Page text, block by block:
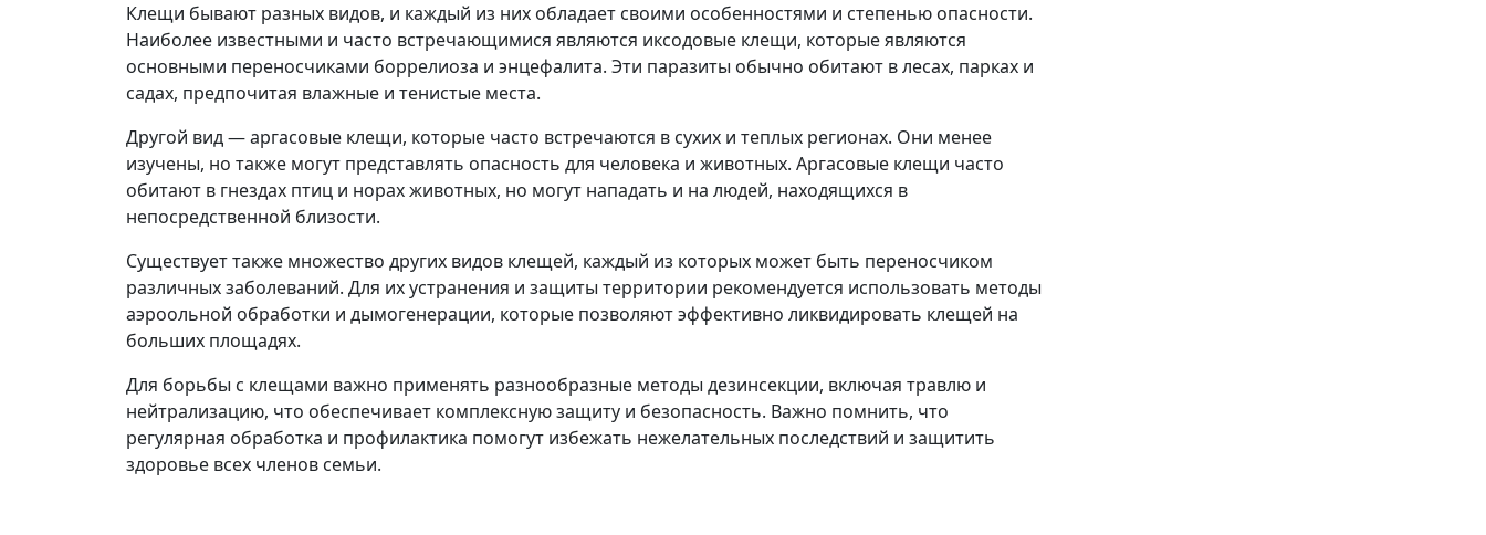
Клещи бывают разных видов, и каждый из них обладает своими особенностями и степенью опасности.
Наиболее известными и часто встречающимися являются иксодовые клещи, которые являются
основными переносчиками боррелиоза и энцефалита. Эти паразиты обычно обитают в лесах, парках и
садах, предпочитая влажные и тенистые места.
Другой вид — аргасовые клещи, которые часто встречаются в сухих и теплых регионах. Они менее
изучены, но также могут представлять опасность для человека и животных. Аргасовые клещи часто
обитают в гнездах птиц и норах животных, но могут нападать и на людей, находящихся в
непосредственной близости.
Существует также множество других видов клещей, каждый из которых может быть переносчиком
различных заболеваний. Для их устранения и защиты территории рекомендуется использовать методы
аэроольной обработки и дымогенерации, которые позволяют эффективно ликвидировать клещей на
больших площадях.
Для борьбы с клещами важно применять разнообразные методы дезинсекции, включая травлю и
нейтрализацию, что обеспечивает комплексную защиту и безопасность. Важно помнить, что
регулярная обработка и профилактика помогут избежать нежелательных последствий и защитить
здоровье всех членов семьи.